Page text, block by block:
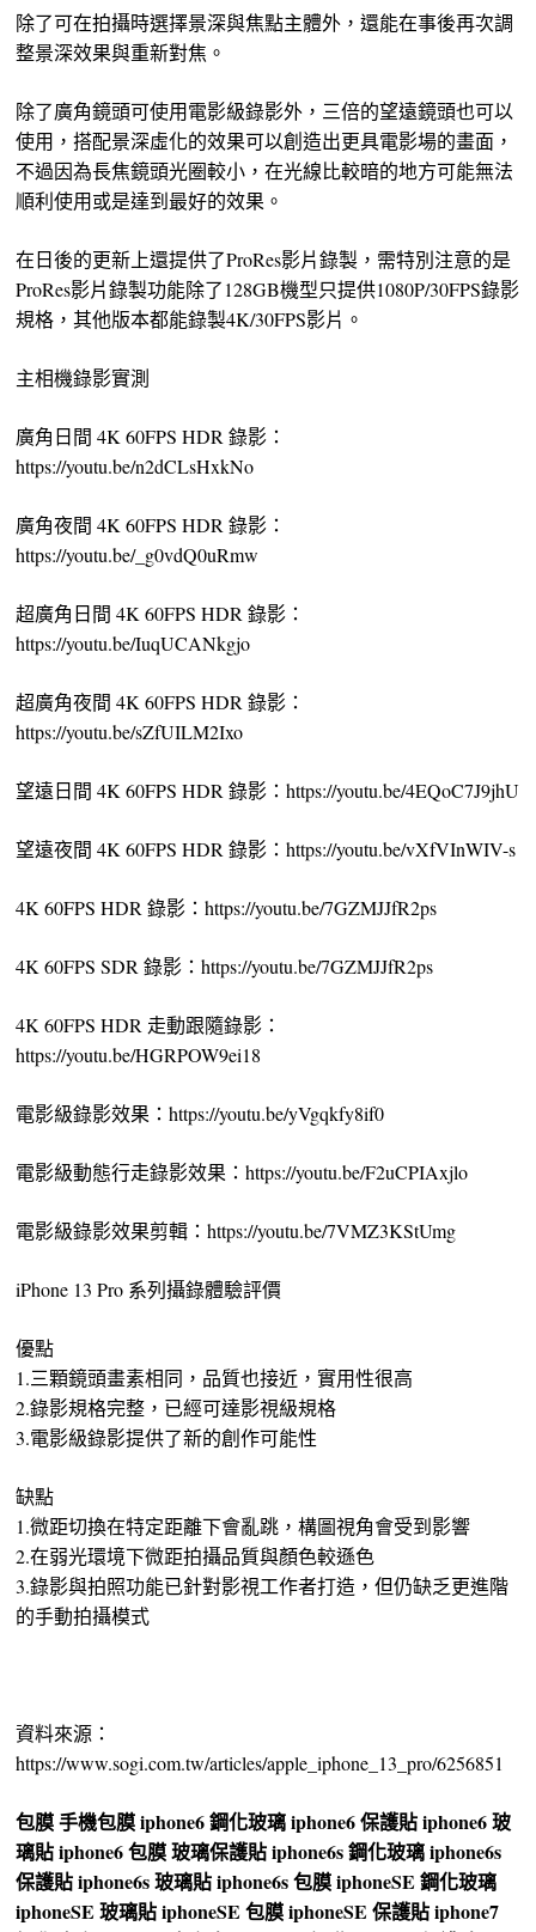
除了可在拍攝時選擇景深與焦點主體外，還能在事後再次調
整景深效果與重新對焦。
除了廣角鏡頭可使用電影級錄影外，三倍的望遠鏡頭也可以
使用，搭配景深虛化的效果可以創造出更具電影場的畫面，
不過因為長焦鏡頭光圈較小，在光線比較暗的地方可能無法
順利使用或是達到最好的效果。
在日後的更新上還提供了ProRes影片錄製，需特別注意的是
ProRes影片錄製功能除了128GB機型只提供1080P/30FPS錄影
規格，其他版本都能錄製4K/30FPS影片。
主相機錄影實測
廣角日間 4K 60FPS HDR 錄影：
https://youtu.be/n2dCLsHxkNo
廣角夜間 4K 60FPS HDR 錄影：
https://youtu.be/_g0vdQ0uRmw
超廣角日間 4K 60FPS HDR 錄影：
https://youtu.be/IuqUCANkgjo
超廣角夜間 4K 60FPS HDR 錄影：
https://youtu.be/sZfUILM2Ixo
望遠日間 4K 60FPS HDR 錄影：https://youtu.be/4EQoC7J9jhU
望遠夜間 4K 60FPS HDR 錄影：https://youtu.be/vXfVInWIV-s
4K 60FPS HDR 錄影：https://youtu.be/7GZMJJfR2ps
4K 60FPS SDR 錄影：https://youtu.be/7GZMJJfR2ps
4K 60FPS HDR 走動跟隨錄影：
https://youtu.be/HGRPOW9ei18
電影級錄影效果：https://youtu.be/yVgqkfy8if0
電影級動態行走錄影效果：https://youtu.be/F2uCPIAxjlo
電影級錄影效果剪輯：https://youtu.be/7VMZ3KStUmg
iPhone 13 Pro 系列攝錄體驗評價
優點
1.三顆鏡頭畫素相同，品質也接近，實用性很高
2.錄影規格完整，已經可達影視級規格
3.電影級錄影提供了新的創作可能性
缺點
1.微距切換在特定距離下會亂跳，構圖視角會受到影響
2.在弱光環境下微距拍攝品質與顏色較遜色
3.錄影與拍照功能已針對影視工作者打造，但仍缺乏更進階
的手動拍攝模式
資料來源：
https://www.sogi.com.tw/articles/apple_iphone_13_pro/6256851
包膜手機包膜iphone6 鋼化玻璃iphone6 保護貼iphone6 玻
璃貼iphone6 包膜玻璃保護貼iphone6s 鋼化玻璃iphone6s
保護貼iphone6s 玻璃貼iphone6s 包膜iphoneSE 鋼化玻璃
iphoneSE 玻璃貼iphoneSE 包膜iphoneSE 保護貼iphone7